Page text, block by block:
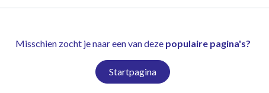
Misschien zocht je naar een van deze populaire pagina's?
Startpagina